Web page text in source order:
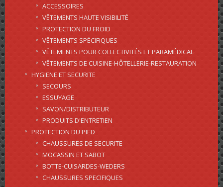
ACCESSOIRES
VÊTEMENTS HAUTE VISIBILITÉ
PROTECTION DU FROID
VÊTEMENTS SPÉCIFIQUES
VÊTEMENTS POUR COLLECTIVITÉS ET PARAMÉDICAL
VÊTEMENTS DE CUISINE-HÔTELLERIE-RESTAURATION
HYGIENE ET SECURITE
SECOURS
ESSUYAGE
SAVON/DISTRIBUTEUR
PRODUITS D'ENTRETIEN
PROTECTION DU PIED
CHAUSSURES DE SECURITE
MOCASSIN ET SABOT
BOTTE-CUISARDES-WEDERS
CHAUSSURES SPECIFIQUES